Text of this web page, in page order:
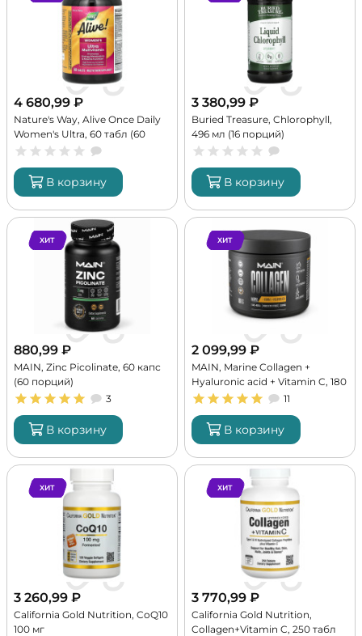
4 680,99 ₽
Nature's Way, Alive Once Daily
Women's Ultra, 60 табл (60
порций)
В корзину
3 380,99 ₽
Buried Treasure, Chlorophyll,
496 мл (16 порций)
В корзину
ХИТ
880,99 ₽
MAIN, Zinc Picolinate, 60 капс
(60 порций)
3
В корзину
ХИТ
2 099,99 ₽
MAIN, Marine Collagen +
Hyaluronic acid + Vitamin C, 180
г (30 порций)
11
В корзину
ХИТ
3 260,99 ₽
California Gold Nutrition, CoQ10
100 мг
ХИТ
3 770,99 ₽
California Gold Nutrition,
Collagen+Vitamin C, 250 табл